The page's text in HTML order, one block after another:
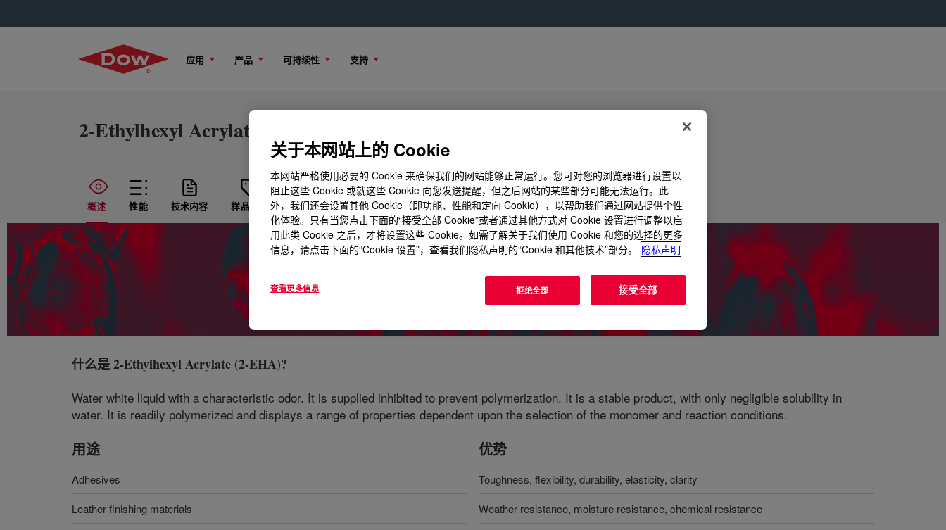
应用 产品 可持续性 支持
2-Ethylhexyl Acrylate (2-EHA)
概述 性能 技术内容 样品选项 购买选项
什么是2-Ethylhexyl Acrylate (2-EHA)?
Water white liquid with a characteristic odor. It is supplied inhibited to prevent polymerization. It is a stable product, with only negligible solubility in
water. It is readily polymerized and displays a range of properties dependent upon the selection of the monomer and reaction conditions.
用途
Adhesives
Leather finishing materials
优势
Toughness, flexibility, durability, elasticity, clarity
Weather resistance, moisture resistance, chemical resistance
关于本网站上的 Cookie
本网站严格使用必要的 Cookie 来确保我们的网站能够正常运行。您可对您的浏览器进行设置以
阻止这些 Cookie 或就这些 Cookie 向您发送提醒，但之后网站的某些部分可能无法运行。此
外，我们还会设置其他 Cookie（即功能、性能和定向 Cookie），以帮助我们通过网站提供个性
化体验。只有当您点击下面的“接受全部 Cookie”或者通过其他方式对 Cookie 设置进行调整以启
用此类 Cookie 之后，才将设置这些 Cookie。如需了解关于我们使用 Cookie 和您的选择的更多
信息，请点击下面的“Cookie 设置”，查看我们隐私声明的“Cookie 和其他技术”部分。
隐私声明
查看更多信息 拒绝全部 接受全部